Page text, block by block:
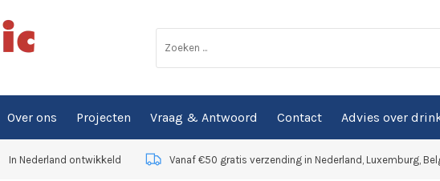
Over ons Projecten Vraag & Antwoord Contact Advies over
In Nederland ontwikkeld Vanaf €50 gratis verzending in Nederland, Luxemburg,